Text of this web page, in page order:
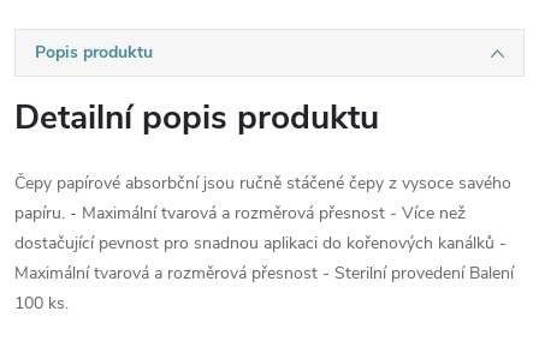
Popis produktu
Detailní popis produktu
Čepy papírové absorbční jsou ručně stáčené čepy z vysoce savého
papíru. - Maximální tvarová a rozměrová přesnost - Více než
dostačující pevnost pro snadnou aplikaci do kořenových kanálků -
Maximální tvarová a rozměrová přesnost - Sterilní provedení Balení
100 ks.